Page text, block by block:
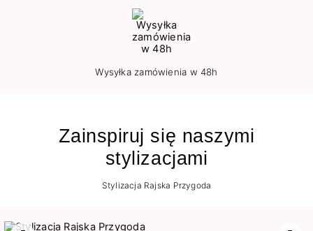
Wysyłka zamówienia w 48h
Zainspiruj się naszymi
stylizacjami
Stylizacja Rajska Przygoda